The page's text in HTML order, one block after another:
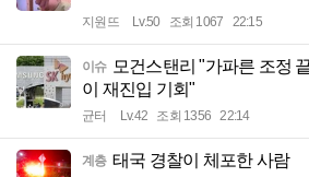
지원뜨 Lv.50 조회 1067 22:15
이슈
모건스탠리 "가파른 조정
이 재진입 기회"
균터 Lv.42 조회 1356 22:14
계층 태국 경찰이 체포한 사람